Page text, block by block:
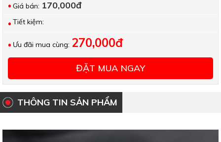
Giá bán: 170,000đ
Tiết kiệm:
Ưu đãi mua cùng: 270,000đ
ĐẶT MUA NGAY
THÔNG TIN SẢN PHẨM